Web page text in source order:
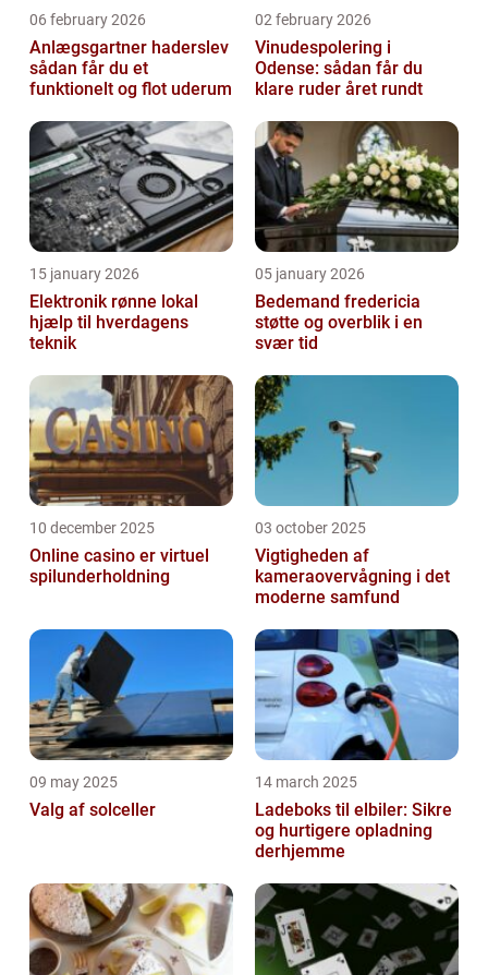
06 february 2026
Anlægsgartner haderslev
sådan får du et
funktionelt og flot uderum
02 february 2026
Vinudespolering i
Odense: sådan får du
klare ruder året rundt
15 january 2026
Elektronik rønne lokal
hjælp til hverdagens
teknik
05 january 2026
Bedemand fredericia
støtte og overblik i en
svær tid
10 december 2025
Online casino er virtuel
spilunderholdning
03 october 2025
Vigtigheden af
kameraovervågning i det
moderne samfund
09 may 2025
Valg af solceller
14 march 2025
Ladeboks til elbiler: Sikre
og hurtigere opladning
derhjemme